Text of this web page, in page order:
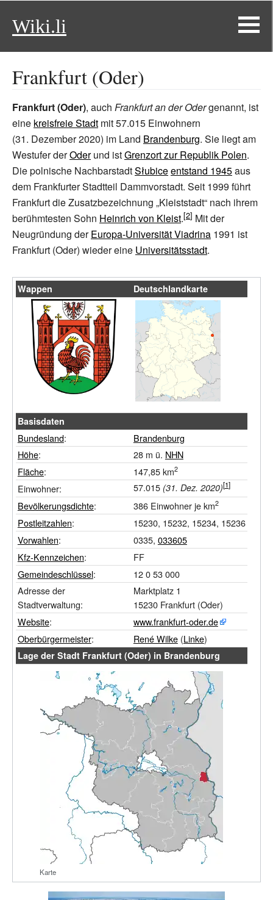
Wiki.li
Frankfurt (Oder)
Frankfurt (Oder), auch Frankfurt an der Odergenannt, ist
eine kreisfreie Stadt mit57.015 Einwohnern
(31. Dezember 2020) im Land Brandenburg. Sie liegt am
Westufer derOderund istGrenzort zur Republik Polen.
Die polnische NachbarstadtSłubiceentstand 1945aus
dem Frankfurter Stadtteil Dammvorstadt. Seit 1999 führt
Frankfurt die Zusatzbezeichnung „Kleiststadt“ nach ihrem
berühmtesten Sohn Heinrich von Kleist.
Mit der
Neugründung derEuropa-Universität Viadrina 1991 ist
Frankfurt (Oder) wieder eine Universitätsstadt.
Wappen Deutschlandkarte
Basisdaten
Bundesland:
Brandenburg
Höhe: 28 m ü. NHN
Fläche: 147,85km2
Einwohner: 57.015 (31. Dez. 2020)
Bevölkerungsdichte: 386 Einwohner je km2
Postleitzahlen:
15230, 15232, 15234, 15236
Vorwahlen: 0335, 033605
Kfz-Kennzeichen:
FF
Gemeindeschlüssel: 12053000
Adresse der
Stadtverwaltung:
Marktplatz 1
15230 Frankfurt (Oder)
Website:
www.frankfurt-oder.de
Oberbürgermeister: René Wilke (Linke)
Lage der Stadt Frankfurt (Oder) in Brandenburg
Karte